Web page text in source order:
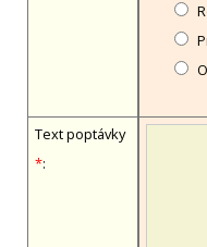
Text poptávky
*: